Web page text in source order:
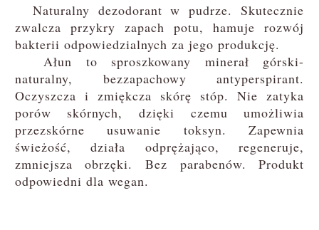
Naturalny dezodorant w pudrze. Skutecznie
zwalcza przykry zapach potu, hamuje rozwój
bakterii odpowiedzialnych za jego produkcję.
Ałun to sproszkowany minerał górski-
naturalny, bezzapachowy antyperspirant.
Oczyszcza i zmiękcza skórę stóp. Nie zatyka
porów skórnych, dzięki czemu umożliwia
przezskórne usuwanie toksyn. Zapewnia
świeżość, działa odprężająco, regeneruje,
zmniejsza obrzęki. Bez parabenów. Produkt
odpowiedni dla wegan.